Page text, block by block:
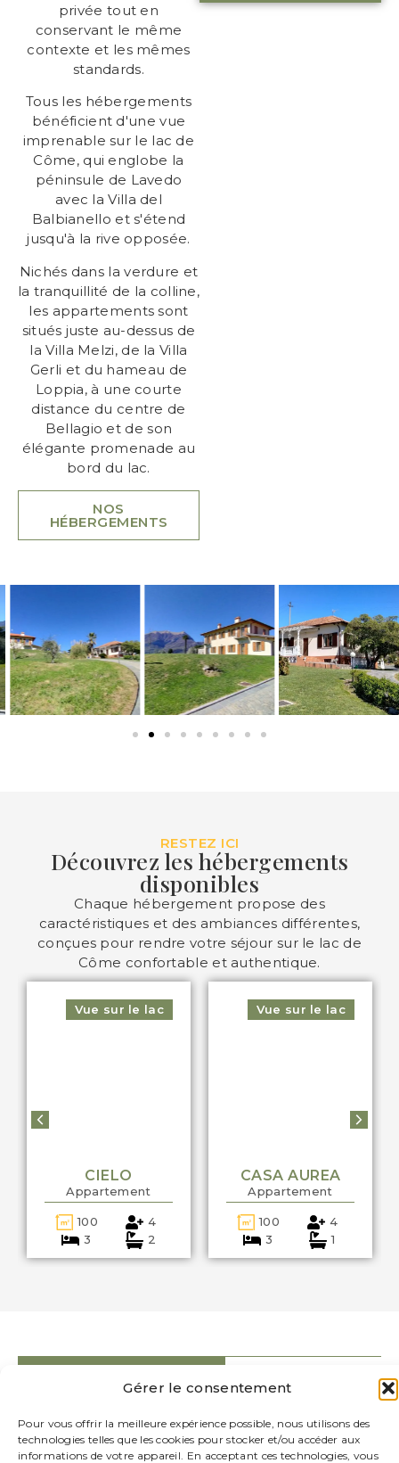
Gérer le consentement
Pour vous offrir la meilleure expérience possible, nous utilisons des
technologies telles que les cookies pour stocker et/ou accéder aux
informations de votre appareil. En acceptant ces technologies, vous
privée tout en
conservant le même
contexte et les mêmes
standards.
Tous les hébergements
bénéficient d'une vue
imprenable sur le lac de
Côme, qui englobe la
péninsule de Lavedo
avec la Villa del
Balbianello et s'étend
jusqu'à la rive opposée.
Nichés dans la verdure et
la tranquillité de la colline,
les appartements sont
situés juste au-dessus de
la Villa Melzi, de la Villa
Gerli et du hameau de
Loppia, à une courte
distance du centre de
Bellagio et de son
élégante promenade au
bord du lac.
NOS
HÉBERGEMENTS
RESTEZ ICI
Découvrez les hébergements
disponibles
Chaque hébergement propose des
caractéristiques et des ambiances différentes,
conçues pour rendre votre séjour sur le lac de
Côme confortable et authentique.
Vue sur le lac
CIELO
Appartement
100
4
3
2
Vue sur le lac
CASA AUREA
Appartement
100
4
3
1